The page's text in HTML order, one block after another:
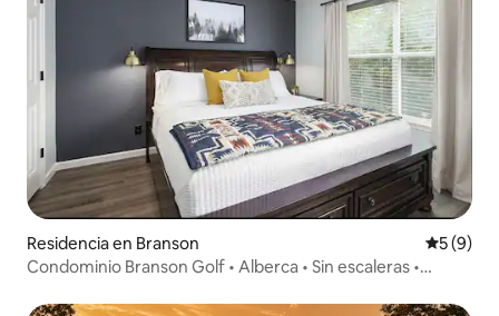
Residencia en Branson
5 (9)
Condominio Branson Golf • Alberca • Sin escaleras •